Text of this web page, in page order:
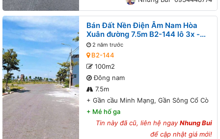
Bán Đất Nền Điện Âm Nam Hòa
Xuân đường 7.5m B2-144 lô 3x -
Gần cầu Minh Mạng, Gần Sông Cổ
Cò
2 năm trước
B2-144
100m2
Đông nam
7.5m
+ Gần cầu Minh Mạng, Gần Sông Cổ Cò
+ Mé hố ga
Tin này đã cũ, liên hệ ngayNhung Bui
để cập nhật giá mới!